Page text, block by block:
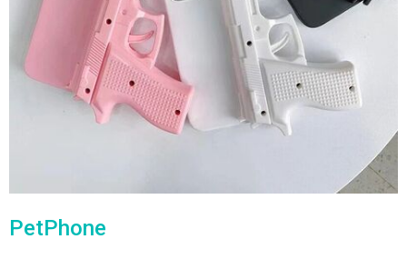
PetPhone